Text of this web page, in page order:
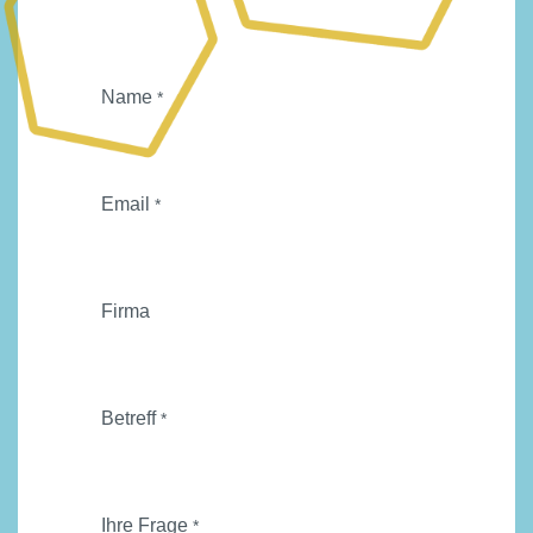
Name *
Email *
Firma
Betreff*
Ihre Frage *